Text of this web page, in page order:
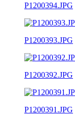
P1200394.JPG
P1200393.JPG
P1200392.JPG
P1200391.JPG